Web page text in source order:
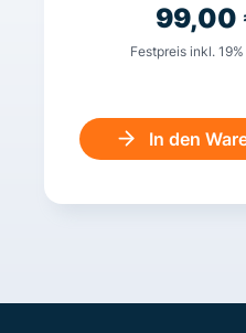
99,00
Festpreis inkl.
In den